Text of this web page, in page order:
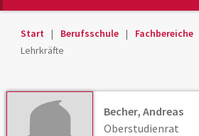
Start Berufsschule Fachbereiche
Lehrkräfte
Becher, Andreas
Oberstudienrat